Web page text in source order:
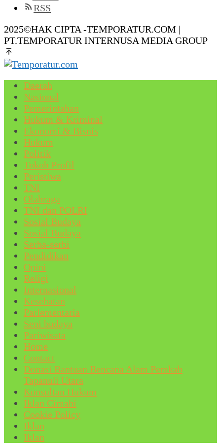
RSS
2025©HAK CIPTA -TEMPORATUR.COM |
PT.TEMPORATUR INTERNUSA MEDIA GROUP
Daerah
Nasional
Pemerintahan
Hukum & Kriminal
Ekonomi & Bisnis
Hukum
Politik
Tokoh Profil
Peristiwa
TNI
Olahraga
TNI dan POLRI
Sosial Budaya
Sosial Budaya
Serba-serbi
Pendidikan
Opini
Religi
Internasional
Kesehatan
Parlementaria
Seni budaya
Pariwisata
Home
Contact
Donasi Bantuan Bencana Alam Pemkab
Tapanuli Utara
Konsultan Hukum
Iklan Cimahi
Cookie Policy
Iklan
Iklan